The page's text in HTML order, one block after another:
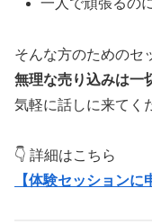
そんな方のためのセ
無理な売り込みは一
気軽に話しに来てく
👇 詳細はこちら
【体験セッションに